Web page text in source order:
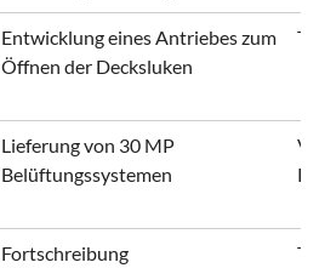
Entwicklung eines Antriebes zum
Öffnen der Decksluken
Lieferung von 30 MP
Belüftungssystemen
Fortschreibung